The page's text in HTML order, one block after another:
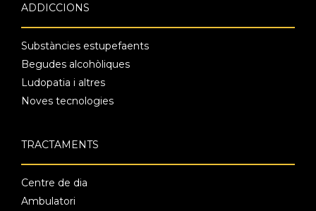
ADDICCIONS
Substàncies estupefaents
Begudes alcohòliques
Ludopatia i altres
Noves tecnologies
TRACTAMENTS
Centre de dia
Ambulatori